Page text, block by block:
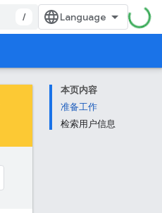
/
本页内容
准备工作
检索用户信息